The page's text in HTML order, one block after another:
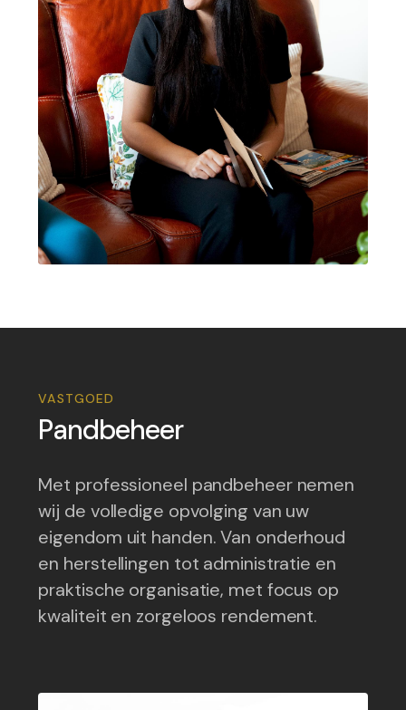
VASTGOED
Pandbeheer
Met professioneel pandbeheer nemen
wij de volledige opvolging van uw
eigendom uit handen. Van onderhoud
en herstellingen tot administratie en
praktische organisatie, met focus op
kwaliteit en zorgeloos rendement.